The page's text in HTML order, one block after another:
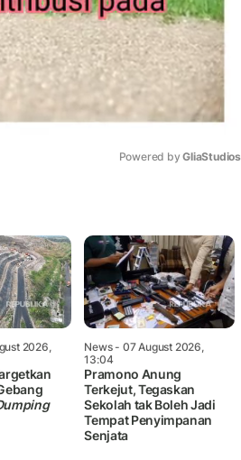
Powered by GliaStudios
2026,
News- 07 August 2026,
13:04
Pramono Anung
Terkejut, Tegaskan
Sekolah tak Boleh Jadi
Tempat Penyimpanan
Senjata